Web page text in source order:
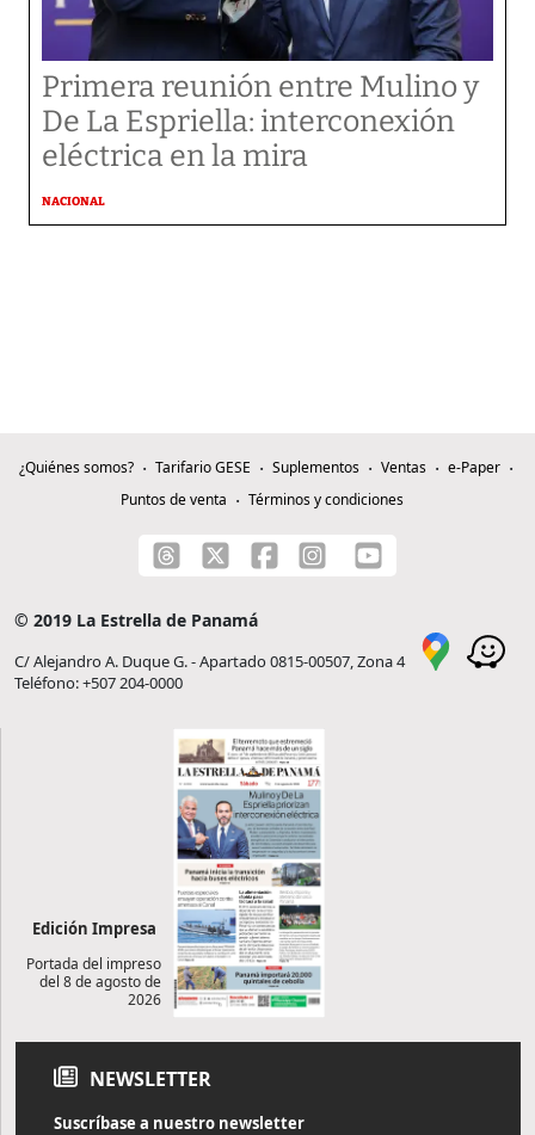
Primera reunión entre Mulino y
De La Espriella: interconexión
eléctrica en la mira
NACIONAL
¿Quiénes somos? Tarifario GESE Suplementos Ventas
e-Paper
Puntos de venta
Términos y condiciones
© 2019 La Estrella de Panamá
C/ Alejandro A. Duque G. - Apartado 0815-00507, Zona 4
Teléfono: +507 204-0000
Edición Impresa
Portada del impreso
del 8 de agosto de
2026
NEWSLETTER
Suscríbase a nuestro newsletter